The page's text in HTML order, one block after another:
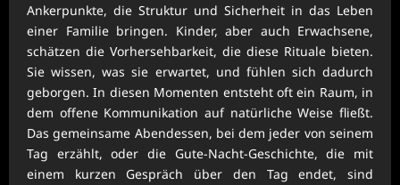
Ankerpunkte, die Struktur und Sicherheit in das Leben
einer Familie bringen. Kinder, aber auch Erwachsene,
schätzen die Vorhersehbarkeit, die diese Rituale bieten.
Sie wissen, was sie erwartet, und fühlen sich dadurch
geborgen. In diesen Momenten entsteht oft ein Raum, in
dem offene Kommunikation auf natürliche Weise fließt.
Das gemeinsame Abendessen, bei dem jeder von seinem
Tag erzählt, oder die Gute-Nacht-Geschichte, die mit
einem kurzen Gespräch über den Tag endet, sind